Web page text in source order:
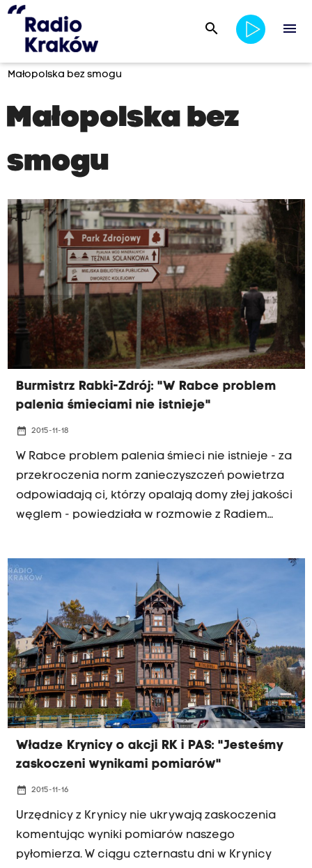
search menu
Małopolska bez smogu
Małopolska bez
smogu
Burmistrz Rabki-Zdrój: "W Rabce problem
palenia śmieciami nie istnieje"
date_range 2015-11-18
W Rabce problem palenia śmieci nie istnieje - za
przekroczenia norm zanieczyszczeń powietrza
odpowiadają ci, którzy opalają domy złej jakości
węglem - powiedziała w rozmowie z Radiem
pyłomierzy Radia Kraków i Polskiego Alarmu
Smogowego. Za nami pierwsze pomiary. I
okazuje się, że najgorsze powietrze było w
godzinach popołudniowych.
Władze Krynicy o akcji RK i PAS: "Jesteśmy
zaskoczeni wynikami pomiarów"
date_range 2015-11-16
Urzędnicy z Krynicy nie ukrywają zaskoczenia
komentując wyniki pomiarów naszego
pyłomierza. W ciągu czternastu dni w Krynicy